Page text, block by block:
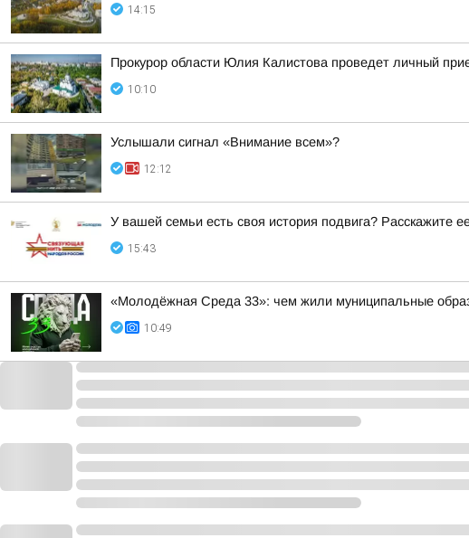
14:15
Прокурор области Юлия Калистова проведет личный
10:10
Услышали сигнал «Внимание всем»?
12:12
У вашей семьи есть своя история подвига? Расскажите
15:43
«Молодёжная Среда 33»: чем жили муниципальные
10:49